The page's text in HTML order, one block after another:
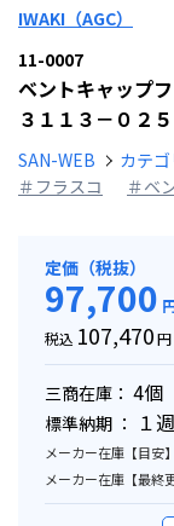
IWAKI（AGC）
11-0007
ベントキャップ
３１１３－０２
SAN-WEB カテ
＃フラスコ
＃ベ
定価（税抜）
97,700
税込 107,470円
三商在庫： 4個
標準納期 ： １
メーカー在庫【目安
メーカー在庫【最終